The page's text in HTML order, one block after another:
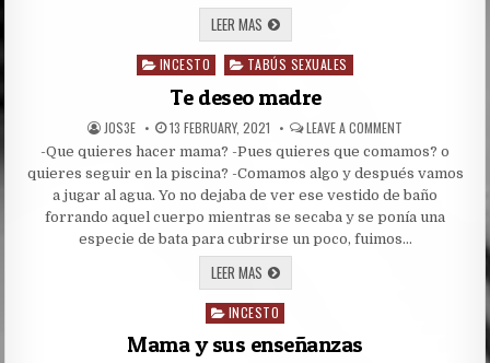
LEER MASEL
RECUERDO
DE
MI
MADRE
1RA
PARTE
Posted
INCESTO TABÚS SEXUALES
Te deseo madre
AUTHOR:
JOS3E PUBLISHED
DATE:
13 FEBRUARY, 2021 LEAVE A COMMENT
DESEO
MADRE
-Que quieres hacer mama? -Pues quieres que comamos? o
quieres seguir en la piscina? -Comamos algo y después vamos
a jugar al agua. Yo no dejaba de ver ese vestido de baño
forrando aquel cuerpo mientras se secaba y se ponía una
especie de bata para cubrirse un poco, fuimos…
LEER MASTE
DESEO
MADRE
Posted
INCESTO
Mama y sus enseñanzas